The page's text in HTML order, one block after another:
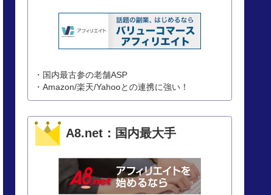
・国内最古参の老舗ASP
・Amazon/楽天/Yahooとの連携に強い！
A8.net：国内最大手